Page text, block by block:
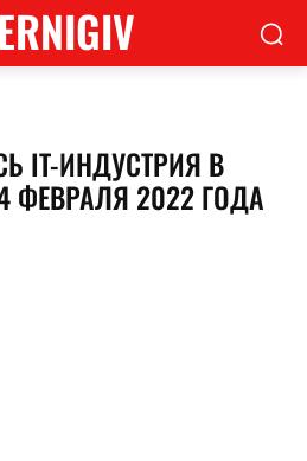
IT-ИНДУСТРИЯ В
ФЕВРАЛЯ 2022 ГОДА